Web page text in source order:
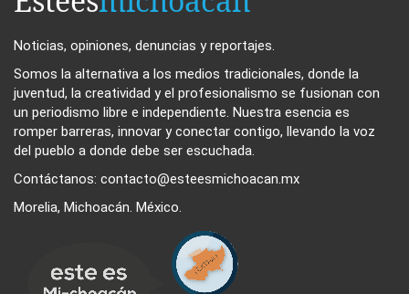
Noticias, opiniones, denuncias y reportajes.
Somos la alternativa a los medios tradicionales, donde la
juventud, la creatividad y el profesionalismo se fusionan con
un periodismo libre e independiente. Nuestra esencia es
romper barreras, innovar y conectar contigo, llevando la voz
del pueblo a donde debe ser escuchada.
Contáctanos: contacto@esteesmichoacan.mx
Morelia, Michoacán. México.